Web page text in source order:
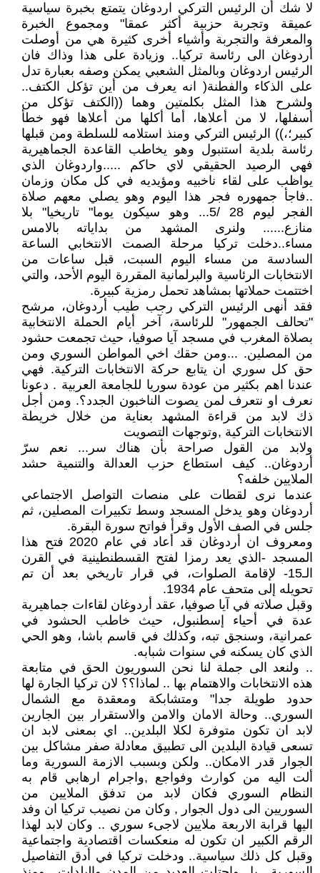
لا شك أن الرئيس التركي اردوغان يتمتع بخبرة سياسية
عميقة وتجربة حزبية أكثر عمقا" ومجموع الخبرة
والمعرفة والتجربة وأشياء أخرى كثيرة هي من أوصلت
أردوغان الى رئاسة تركيا.. وزيادة على هذا وذاك فان
الرئيس اردوغان وبالمثل الشعبي يمكن وصفه بعبارة تدل
على الذكاء والفطنة( انه يعرف من أين تؤكل الكتف..
ولشرح هذا المثل بكلمتين وهما ((الكتف تؤكل من
أسفلها، لا من أعلاها، أما أكلها من أعلاها فهو خطأ
كبير؛،)) الرئيس التركي ومنذ استلامه للسلطة ومن قبلها
رئاسة بلدية استنبول وهو يخاطب القاعدة الجماهيرية
فهي الرصيد الحقيقي لاي حاكم .....واردوغان الذي
يواظب على لقاء ناخبيه ومؤيديه في كل مكان وزمان
..فاجأ جمهوره فجر هذا اليوم وهو يصلي معهم صلاة
الفجر ليوم 28 /5... وهو سيكون يوما" تاريخيا" بلا
منازع...... ولنرى المشهد من بداياته بالامس
مساء..دخلت تركيا مرحلة الصمت الانتخابي الساعة
السادسة من مساء اليوم السبت، قبل ساعات من
الانتخابات الرئاسية والبرلمانية المقررة اليوم الأحد، والتي
اختتمت حملاتها بمشاهد تحمل رمزية كبيرة.
فقد أنهى الرئيس التركي رجب طيب أردوغان، مرشح
"تحالف الجمهور" للرئاسة، آخر أيام الحملة الانتخابية
بصلاة المغرب في مسجد آيا صوفيا، حيث تجمعت حشود
من المصلين. ...ومن حقك اخي المواطن السوري ومن
حق كل سوري ان يتابع حركة الانتخابات التركية. فهي
عندنا اهم بكثير من عودة سوريا للجامعة العربية . دعونا
نعرف او نتعرف لمن يصوت الناخبون الجدد؟. ومن أجل
ذك لابد من قراءة المشهد بعناية من خلال خريطة
الانتخابات التركية ,وتوجهات التصويت
ولابد من القول صراحة بأن هناك سر... نعم سرّ
أردوغان.. كيف استطاع حزب العدالة والتنمية حشد
الملايين خلفه؟
عندما نرى لقطات على منصات التواصل الاجتماعي
أردوغان وهو يدخل المسجد وسط تكبيرات المصلين، ثم
جلس في الصف الأول وقرأ فواتح سورة البقرة.
ومعروف ان أردوغان قد أعاد في عام 2020 فتح هذا
المسجد -الذي يعد رمزا لفتح القسطنطينية في القرن
الـ15- لإقامة الصلوات، في قرار تاريخي بعد أن تم
تحويله إلى متحف عام 1934.
وقبل صلاته في آيا صوفيا، عقد أردوغان لقاءات جماهيرية
عدة في أحياء إسطنبول، حيث خاطب الحشود في
عمرانية، وسنجق تبه، وكذلك في قاسم باشا، وهو الحي
الذي كان يسكنه في سنوات شبابه.
.. ولنعد الى جملة لنا نحن السوريون الحق في متابعة
هذه الانتخابات والاهتمام بها .. لماذا؟؟ لان تركيا الجارة لها
حدود طويلة جدا" ومتشابكة ومعقدة مع الشمال
السوري.. وحالة الامان والامن والاستقرار بين الجارين
لابد ان تكون متوفرة لكلا البلدين.. اي بمعنى لابد ان
تسعى قيادة البلدين الى تطبيق معادلة صفر مشاكل بين
الجوار قدر الامكان.. ولكن وبسبب الازمة السورية وما
ألت اليه من كوارث وفواجع ,واجرام ارهابي قام به
النظام السوري فكان لابد من تدفق الملايين من
السوريين الى دول الجوار , وكان من نصيب تركيا ان وفد
اليها قرابة الاربعة ملايين لاجىء سوري .. وكان لابد لهذا
الرقم الكبير ان تكون له منعكسات اقتصادية واجتماعية
وقبل كل ذلك سياسية.. ودخلت تركيا في أدق التفاصيل